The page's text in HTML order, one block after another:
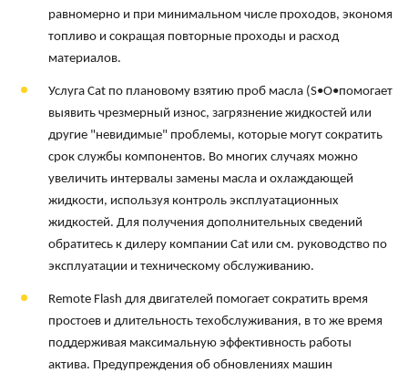
равномерно и при минимальном числе проходов, экономя
топливо и сокращая повторные проходы и расход
материалов.
Услуга Cat по плановому взятию проб масла (S•O•помогает
выявить чрезмерный износ, загрязнение жидкостей или
другие "невидимые" проблемы, которые могут сократить
срок службы компонентов. Во многих случаях можно
увеличить интервалы замены масла и охлаждающей
жидкости, используя контроль эксплуатационных
жидкостей. Для получения дополнительных сведений
обратитесь к дилеру компании Cat или см. руководство по
эксплуатации и техническому обслуживанию.
Remote Flash для двигателей помогает сократить время
простоев и длительность техобслуживания, в то же время
поддерживая максимальную эффективность работы
актива. Предупреждения об обновлениях машин